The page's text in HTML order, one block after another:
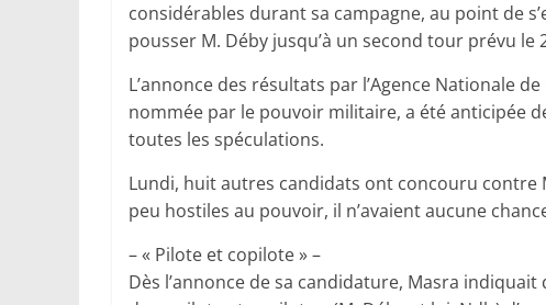
considérables durant sa campagne, au point de
pousser M. Déby jusqu’à un second tour prévu le
L’annonce des résultats par l’Agence Nationale
nommée par le pouvoir militaire, a été anticipée
toutes les spéculations.
Lundi, huit autres candidats ont concouru contre
peu hostiles au pouvoir, il n’avaient aucune
– « Pilote et copilote » –
Dès l’annonce de sa candidature, Masra